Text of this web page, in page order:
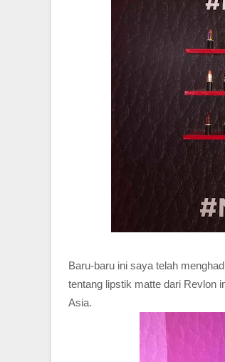
Baru-baru ini saya telah
tentang lipstik matte dari Revlon
Asia.